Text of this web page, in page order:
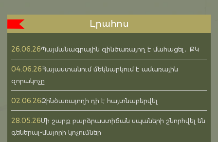
Լրահոս
26.06.26Պայմանագրային զինծառայող է մահացել․ ՔԿ
04.06.26Հայաստանում մեկնարկում է ամառային
զորակոչը
02.06.26Զինծառայողի դի է հայտնաբերվել
28.05.26Մի շարք բարձրաստիճան սպաների շնորհվել են
գեներալ-մայորի կոչումներ